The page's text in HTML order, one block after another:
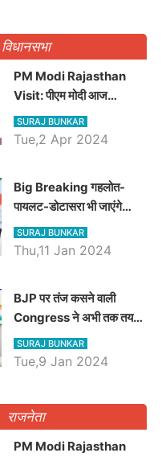
विधानसभा
PM Modi Rajasthan
Visit: पीएम मोदी आज
राजस्थान में कोटपूतली में करेंगे
विशाल रैली, एक सभा से 8 सीटों
SURAJ BUNKAR
Tue,2 Apr 2024
Big Breaking गहलोत-
पायलट-डोटासरा भी जाएंगे
अयोध्या, करेंगे रामलला के दर्शन
SURAJ BUNKAR
Thu,11 Jan 2024
BJP पर तंज कसने वाली
Congress ने अभी तक तय
नहीं किया नेता प्रतिपक्ष, जानें
कौन होगा दावेदार
SURAJ BUNKAR
Tue,9 Jan 2024
राजनेता
PM Modi Rajasthan